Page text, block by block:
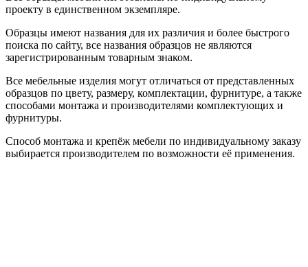
проекту в единственном экземпляре.
Образцы имеют названия для их различия и более быстрого
поиска по сайту, все названия образцов не являются
зарегистрированным товарным знаком.
Все мебельные изделия могут отличаться от представленных
образцов по цвету, размеру, комплектации, фурнитуре, а также
способами монтажа и производителями комплектующих и
фурнитуры.
Способ монтажа и крепёж мебели по индивидуальному заказу
выбирается производителем по возможности её применения.